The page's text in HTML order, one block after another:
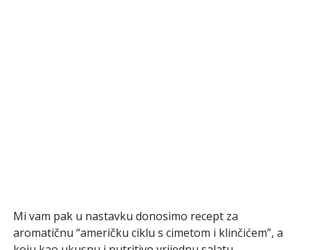
Mi vam pak u nastavku donosimo recept za
aromatičnu “američku ciklu s cimetom i klinčićem”, a